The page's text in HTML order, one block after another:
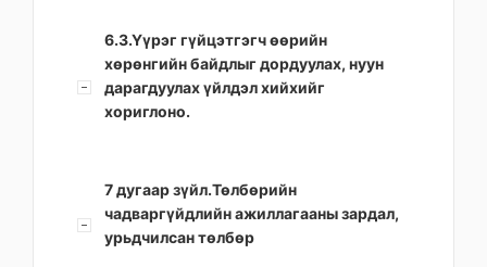
6.3.Үүрэг гүйцэтгэгч өөрийн
хөрөнгийн байдлыг дордуулах, нуун
дарагдуулах үйлдэл хийхийг
хориглоно.
7 дугаар зүйл.Төлбөрийн
чадваргүйдлийн ажиллагааны зардал,
урьдчилсан төлбөр